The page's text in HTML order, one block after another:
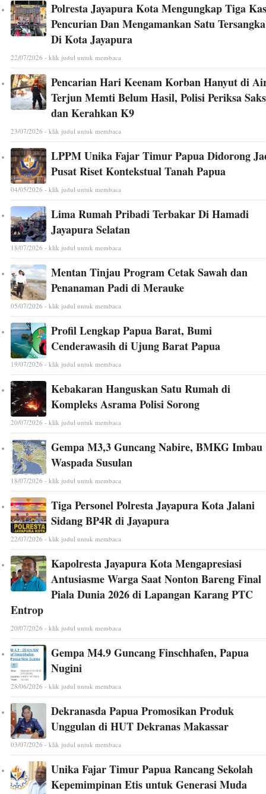
Polresta Jayapura Kota Mengungkap Tiga
Pencurian Dan Mengamankan Satu Tersangka
Di Kota Jayapura
22/07/2026 - klik judul untuk membaca
Pencarian Hari Keenam Korban Hanyut di
Terjun Memti Belum Hasil, Polisi Periksa
dan Kerahkan K9
23/07/2026 - klik judul untuk membaca
LPPM Unika Fajar Timur Papua Didorong
Pusat Riset Kontekstual Tanah Papua
04/05/2026 - klik judul untuk membaca
Lima Rumah Pribadi Terbakar Di Hamadi
Jayapura Selatan
18/07/2026 - klik judul untuk membaca
Mentan Tinjau Program Cetak Sawah dan
Penanaman Padi di Merauke
05/07/2026 - klik judul untuk membaca
Profil Lengkap Papua Barat, Bumi
Cenderawasih di Ujung Barat Papua
19/07/2026 - klik judul untuk membaca
Kebakaran Hanguskan Satu Rumah di
Kompleks Asrama Polisi Sorong
20/07/2026 - klik judul untuk membaca
Gempa M3,3 Guncang Nabire, BMKG Imbau
Waspada Susulan
18/07/2026 - klik judul untuk membaca
Tiga Personel Polresta Jayapura Kota Jalani
Sidang BP4R di Jayapura
22/07/2026 - klik judul untuk membaca
Kapolresta Jayapura Kota Mengapresiasi
Antusiasme Warga Saat Nonton Bareng Final
Piala Dunia 2026 di Lapangan Karang PTC
Entrop
20/07/2026 - klik judul untuk membaca
Gempa M4.9 Guncang Finschhafen, Papua
Nugini
28/06/2026 - klik judul untuk membaca
Dekranasda Papua Promosikan Produk
Unggulan di HUT Dekranas Makassar
03/07/2026 - klik judul untuk membaca
Unika Fajar Timur Papua Rancang Sekolah
Kepemimpinan Etis untuk Generasi Muda